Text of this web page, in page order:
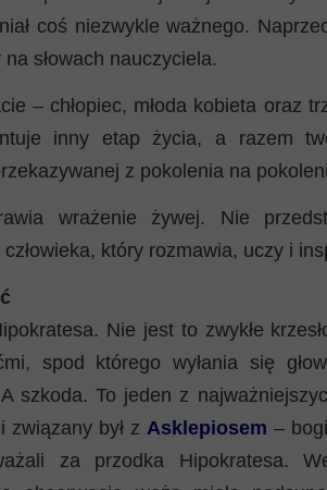
coś niezwykle ważnego.
słowach nauczyciela.
– chłopiec, młoda kobieta oraz
inny etap życia, a razem
z pokolenia na
wrażenie żywej. Nie
który rozmawia, uczy i
Nie jest to zwykłe
spod którego wyłania się
szkoda. To jeden z
związany był z Asklepiosem –
za przodka Hipokratesa.